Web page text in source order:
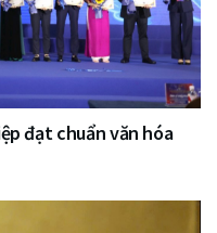
đạt chuẩn văn hóa